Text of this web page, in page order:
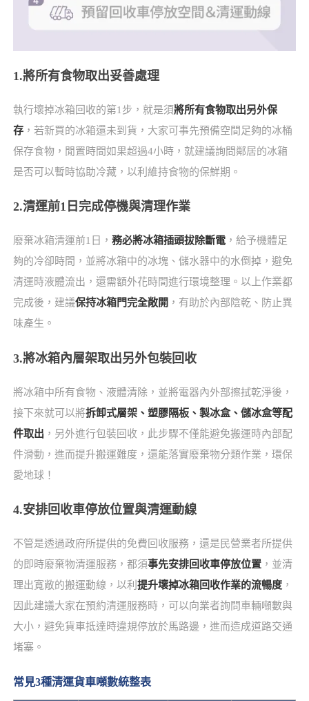
1.將所有食物取出妥善處理
執行壞掉冰箱回收的第1步，就是須將所有食物取出另外保
存，若新買的冰箱還未到貨，大家可事先預備空間足夠的冰桶
保存食物，閒置時間如果超過4小時，就建議詢問鄰居的冰箱
是否可以暫時協助冷藏，以利維持食物的保鮮期。
2.清運前1日完成停機與清理作業
廢棄冰箱清運前1日， 務必將冰箱插頭拔除斷電，給予機體足
夠的冷卻時間，並將冰箱中的冰塊、儲水器中的水倒掉，避免
清運時液體流出，還需額外花時間進行環境整理。以上作業都
完成後，建議保持冰箱門完全敞開 ，有助於內部陰乾、防止異
味產生。
3.將冰箱內層架取出另外包裝回收
將冰箱中所有食物、液體清除，並將電器內外部擦拭乾淨後，
接下來就可以將拆卸式層架、塑膠隔板、製冰盒、儲冰盒等配
件取出 ，另外進行包裝回收，此步驟不僅能避免搬運時內部配
件滑動，進而提升搬運難度，還能落實廢棄物分類作業，環保
愛地球！
4.安排回收車停放位置與清運動線
不管是透過政府所提供的免費回收服務，還是民營業者所提供
的即時廢棄物清運服務，都須事先安排回收車停放位置，並清
理出寬敞的搬運動線，以利 提升壞掉冰箱回收作業的流暢度，
因此建議大家在預約清運服務時，可以向業者詢問車輛噸數與
大小，避免貨車抵達時違規停放於馬路邊，進而造成道路交通
堵塞。
常見3種清運貨車噸數統整表